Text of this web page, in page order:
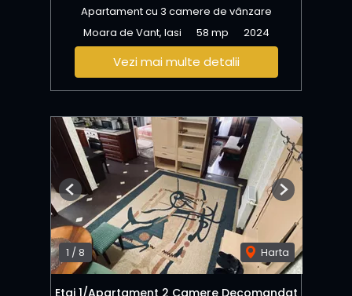
Apartament cu 3 camere de vânzare
Moara de Vant, Iasi
58 mp 2024
Vezi mai multe detalii
1 /8 Harta
Previous Next
Etaj 1/Apartament 2 Camere Decomandat